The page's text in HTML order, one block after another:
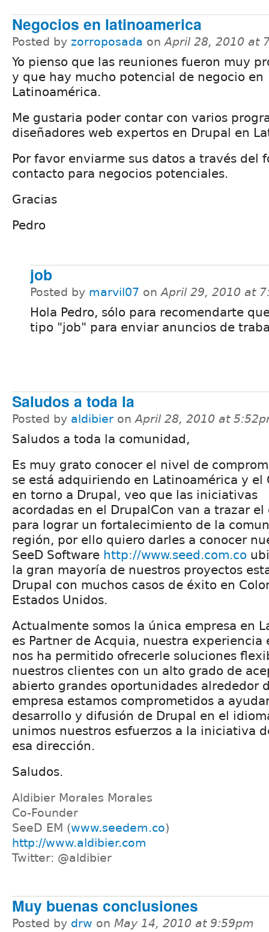
Negocios en latinoamerica
Posted by zorroposada onApril 28, 2010 at
Yo pienso que las reuniones fueron muy
y que hay mucho potencial de negocio en
Latinoamérica.
Me gustaria poder contar con varios
diseñadores web expertos en Drupal en
Por favor enviarme sus datos a través del
contacto para negocios potenciales.
Gracias
Pedro
job
Posted by marvil07 onApril 29, 2010 at
Hola Pedro, sólo para recomendarte
tipo "job" para enviar anuncios de
Saludos a toda la
Posted by aldibier onApril 28, 2010 at
Saludos a toda la comunidad,
Es muy grato conocer el nivel de
se está adquiriendo en Latinoamérica y el
en torno a Drupal, veo que las iniciativas
acordadas en el DrupalCon van a trazar
para lograr un fortalecimiento de la
región, por ello quiero darles a conocer
SeeD Software http://www.seed.com.co
la gran mayoría de nuestros proyectos
Drupal con muchos casos de éxito en
Estados Unidos.
Actualmente somos la única empresa en
es Partner de Acquia, nuestra experiencia
nos ha permitido ofrecerle soluciones
nuestros clientes con un alto grado de
abierto grandes oportunidades alrededor
empresa estamos comprometidos a
desarrollo y difusión de Drupal en el
unimos nuestros esfuerzos a la iniciativa
esa dirección.
Saludos.
Aldibier Morales Morales
Co-Founder
SeeD EM (www.seedem.co)
http://www.aldibier.com
Twitter: @aldibier
Muy buenas conclusiones
Posted by drw on May 14, 2010 at 9:59pm